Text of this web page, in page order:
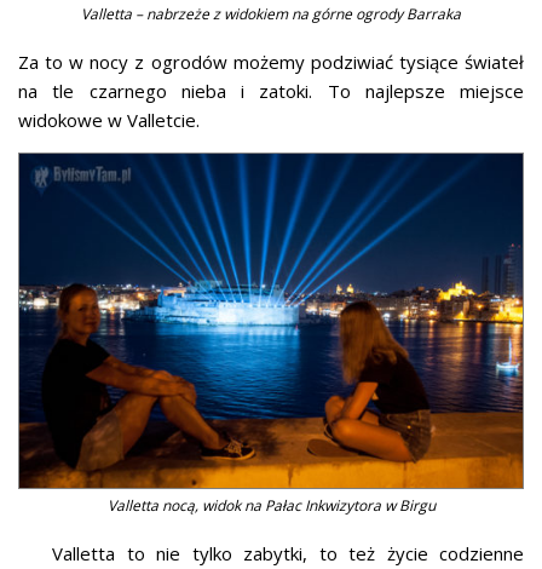
Valletta – nabrzeże z widokiem na górne ogrody Barraka
Za to w nocy z ogrodów możemy podziwiać tysiące świateł
na tle czarnego nieba i zatoki. To najlepsze miejsce
widokowe w Valletcie.
Valletta nocą, widok na Pałac Inkwizytora w Birgu
Valletta to nie tylko zabytki, to też życie codzienne